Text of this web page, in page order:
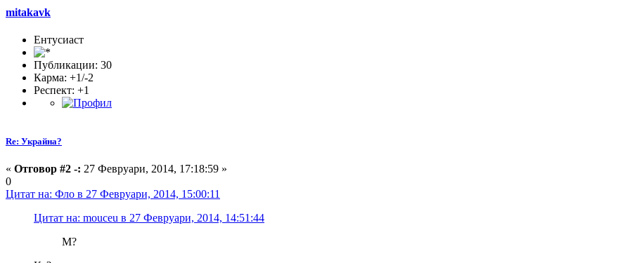
mitakavk
Ентусиаст
Публикации: 30
Карма: +1/-2
Респект: +1
Re: Украйна?
« Отговор #2 -: 27 Февруари, 2014, 17:18:59 »
0
Цитат на: Фло в 27 Февруари, 2014, 15:00:11
Цитат на: mouceu в 27 Февруари, 2014, 14:51:44
М?